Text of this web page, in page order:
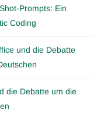
Prompts: Ein
Coding
und die Debatte
die Debatte um die